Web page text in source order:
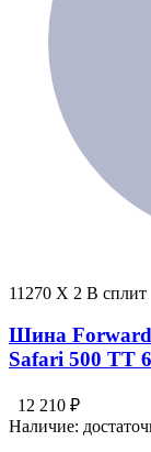
11270 X 2 В сплит
Шина Forward
Safari 500 TT
12 210 ₽
Наличие: